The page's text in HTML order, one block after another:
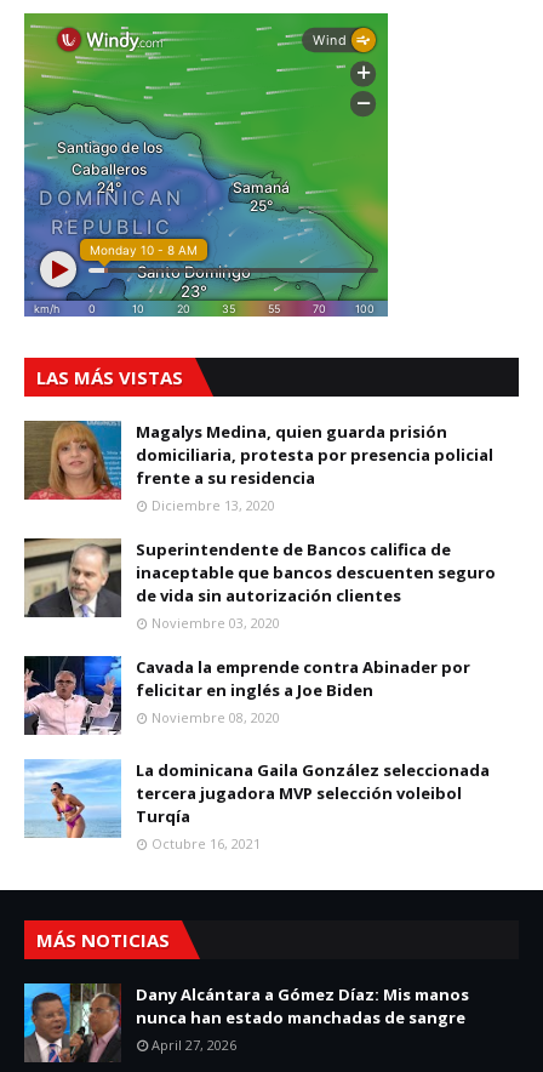
LAS MÁS VISTAS
Magalys Medina, quien guarda prisión
domiciliaria, protesta por presencia policial
frente a su residencia
Diciembre 13, 2020
Superintendente de Bancos califica de
inaceptable que bancos descuenten seguro
de vida sin autorización clientes
Noviembre 03, 2020
Cavada la emprende contra Abinader por
felicitar en inglés a Joe Biden
Noviembre 08, 2020
La dominicana Gaila González seleccionada
tercera jugadora MVP selección voleibol
Turqía
Octubre 16, 2021
MÁS NOTICIAS
Dany Alcántara a Gómez Díaz: Mis manos
nunca han estado manchadas de sangre
April 27, 2026